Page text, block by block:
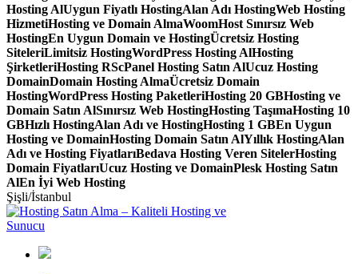
Hosting AlUygun Fiyatlı HostingAlan Adı HostingWeb Hosting
HizmetiHosting ve Domain AlmaWoomHost Sınırsız Web
HostingEn Uygun Domain ve HostingÜcretsiz Hosting
SiteleriLimitsiz HostingWordPress Hosting AlHosting
ŞirketleriHosting RScPanel Hosting Satın AlUcuz Hosting
DomainDomain Hosting AlmaÜcretsiz Domain
HostingWordPress Hosting PaketleriHosting 20 GBHosting ve
Domain Satın AlSınırsız Web HostingHosting TaşımaHosting 10
GBHızlı HostingAlan Adı ve HostingHosting 1 GBEn Uygun
Hosting ve DomainHosting Domain Satın AlYıllık HostingAlan
Adı ve Hosting FiyatlarıBedava Hosting Veren SitelerHosting
Domain FiyatlarıUcuz Hosting ve DomainPlesk Hosting Satın
AlEn İyi Web Hosting
Şişli/İstanbul